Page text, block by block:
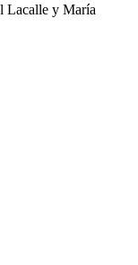
Lacalle y María